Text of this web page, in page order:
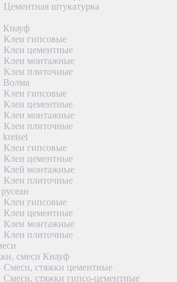
Цементная штукатурка
Кнауф
Клеи гипсовые
Клеи цементные
Клеи монтажные
Клеи плиточные
Волма
Клеи гипсовые
Клеи цементные
Клеи монтажные
Клеи плиточные
Клеи гипсовые
Клеи цементные
Клей монтажные
Клеи плиточные
Клеи гипсовые
Клеи цементные
Клеи монтажные
Клеи плиточные
смеси Кнауф
Смеси, стяжки цементные
Смеси, стяжки гипсо-цементные